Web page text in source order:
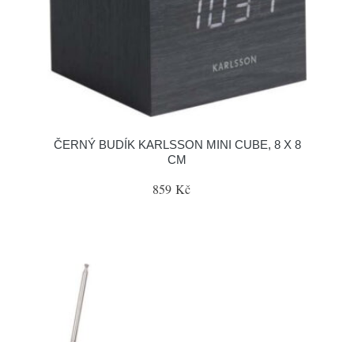
ČERNÝ BUDÍK KARLSSON MINI CUBE, 8 X 8
CM
859 Kč